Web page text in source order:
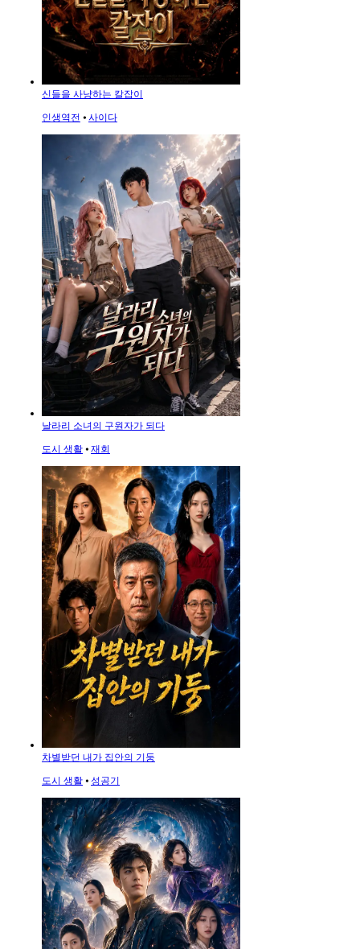
신들을 사냥하는 칼잡이
인생역전 ⦁ 사이다
날라리 소녀의 구원자가 되다
도시 생활 ⦁ 재회
차별받던 내가 집안의 기둥
도시 생활 ⦁ 성공기